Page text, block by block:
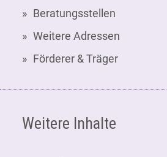
Beratungsstellen
Weitere Adressen
Förderer & Träger
Weitere Inhalte